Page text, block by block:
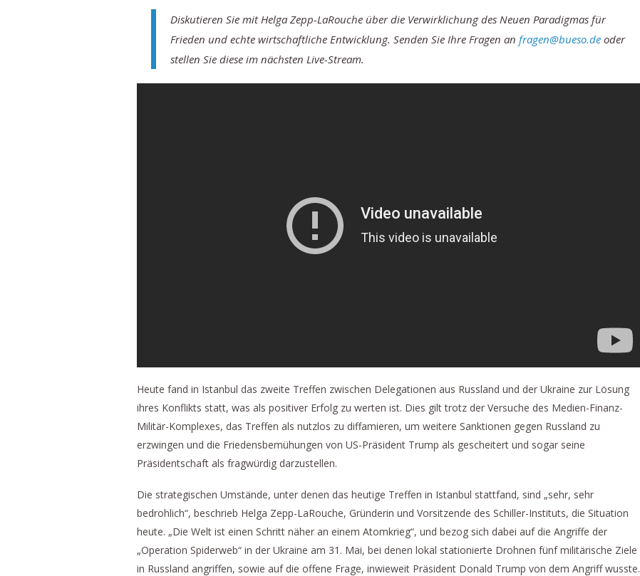
Diskutieren Sie mit Helga Zepp-LaRouche über die Verwirklichung des Neuen Paradigmas für
Frieden und echte wirtschaftliche Entwicklung. Senden Sie Ihre Fragen an fragen@bueso.de oder
stellen Sie diese im nächsten Live-Stream.
Heute fand in Istanbul das zweite Treffen zwischen Delegationen aus Russland und der Ukraine zur Lösung
ihres Konflikts statt, was als positiver Erfolg zu werten ist. Dies gilt trotz der Versuche des Medien-Finanz-
Militär-Komplexes, das Treffen als nutzlos zu diffamieren, um weitere Sanktionen gegen Russland zu
erzwingen und die Friedensbemühungen von US-Präsident Trump als gescheitert und sogar seine
Präsidentschaft als fragwürdig darzustellen.
Die strategischen Umstände, unter denen das heutige Treffen in Istanbul stattfand, sind „sehr, sehr
bedrohlich“, beschrieb Helga Zepp-LaRouche, Gründerin und Vorsitzende des Schiller-Instituts, die Situation
heute. „Die Welt ist einen Schritt näher an einem Atomkrieg“, und bezog sich dabei auf die Angriffe der
„Operation Spiderweb“ in der Ukraine am 31. Mai, bei denen lokal stationierte Drohnen fünf militärische Ziele
in Russland angriffen, sowie auf die offene Frage, inwieweit Präsident Donald Trump von dem Angriff wusste.